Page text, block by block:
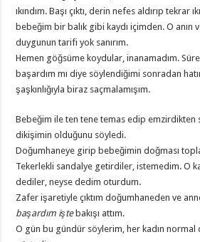
ıkındım. Başı çıktı, derin nefes aldırıp tekrar
bebeğim bir balık gibi kaydı içimden. O anın
duygunun tarifi yok sanırım.
Hemen göğsüme koydular, inanamadım.
başardım mı diye söylendiğimi sonradan
şaşkınlığıyla biraz saçmalamışım.
Bebeğim ile ten tene temas edip emzirdikten
dikişimin olduğunu söyledi.
Doğumhaneye girip bebeğimin doğması
Tekerlekli sandalye getirdiler, istemedim. O
dediler, neyse dedim oturdum.
Zafer işaretiyle çıktım doğumhaneden ve
başardım iştebakışı attım.
O gün bu gündür söylerim, her kadın